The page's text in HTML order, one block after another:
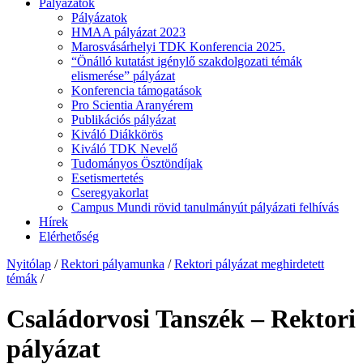
Pályázatok
Pályázatok
HMAA pályázat 2023
Marosvásárhelyi TDK Konferencia 2025.
“Önálló kutatást igénylő szakdolgozati témák
elismerése” pályázat
Konferencia támogatások
Pro Scientia Aranyérem
Publikációs pályázat
Kiváló Diákkörös
Kiváló TDK Nevelő
Tudományos Ösztöndíjak
Esetismertetés
Cseregyakorlat
Campus Mundi rövid tanulmányút pályázati felhívás
Hírek
Elérhetőség
Nyitólap / Rektori pályamunka / Rektori pályázat meghirdetett
témák /
Családorvosi Tanszék – Rektori
pályázat